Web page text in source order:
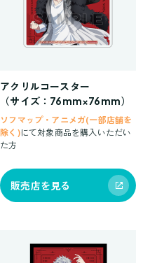
アクリルコースター
（サイズ：76mm×76mm）
ソフマップ・アニメガ(一部店舗を
除く)にて対象商品を購入いただい
た方
販売店を見る